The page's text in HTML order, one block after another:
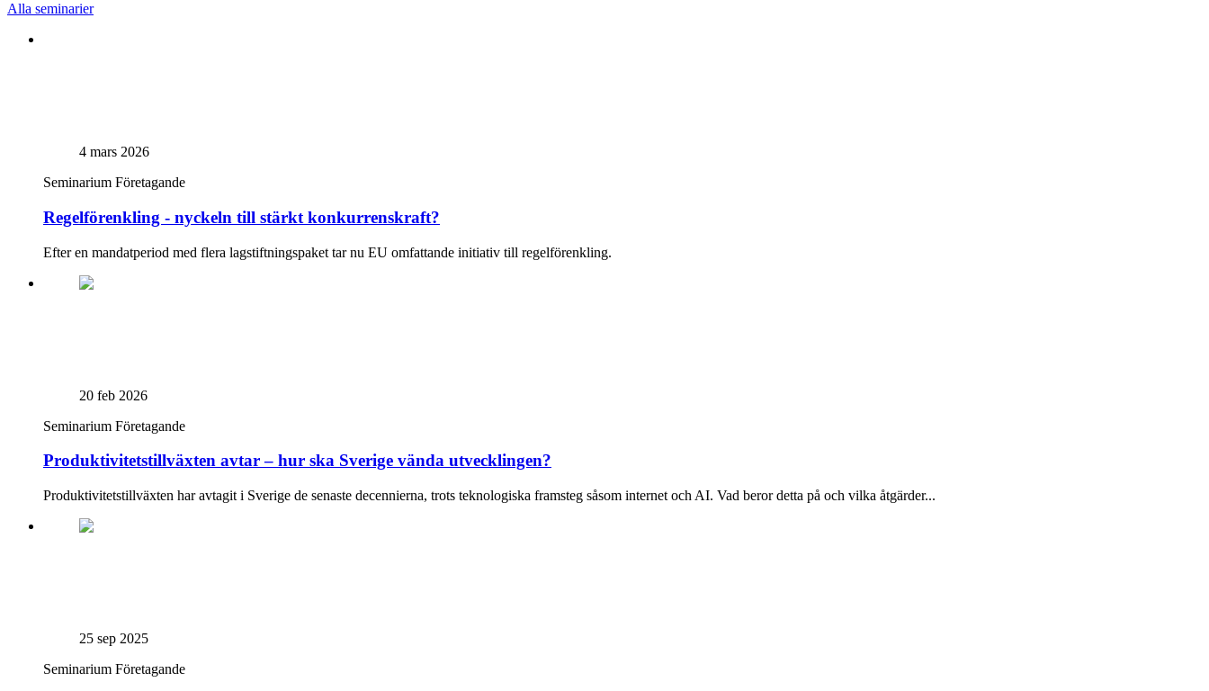
Alla seminarier
4 mars 2026
Seminarium Företagande
Regelförenkling - nyckeln till stärkt konkurrenskraft?
Efter en mandatperiod med flera lagstiftningspaket tar nu EU omfattande initiativ till regelförenkling.
20 feb 2026
Seminarium Företagande
Produktivitetstillväxten avtar – hur ska Sverige vända utvecklingen?
Produktivitetstillväxten har avtagit i Sverige de senaste decennierna, trots teknologiska framsteg såsom internet och AI. Vad beror detta på och vilka åtgärder...
25 sep 2025
Seminarium Företagande